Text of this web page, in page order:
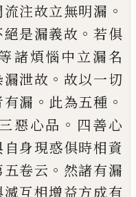
注故立無明漏 。
是漏義故 。 若俱
諸煩惱中立漏名
泄故 。 故以一切
有漏 。 此為五種 。
三惡心品 。 四善心
自身現惑俱時相資
卷云 。 然諸有漏
互相增益方成有